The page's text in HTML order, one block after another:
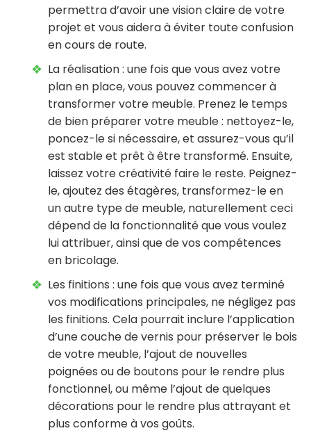
permettra d’avoir une vision claire de votre
projet et vous aidera à éviter toute confusion
en cours de route.
La réalisation : une fois que vous avez votre
plan en place, vous pouvez commencer à
transformer votre meuble. Prenez le temps
de bien préparer votre meuble : nettoyez-le,
poncez-le si nécessaire, et assurez-vous qu’il
est stable et prêt à être transformé. Ensuite,
laissez votre créativité faire le reste. Peignez-
le, ajoutez des étagères, transformez-le en
un autre type de meuble, naturellement ceci
dépend de la fonctionnalité que vous voulez
lui attribuer, ainsi que de vos compétences
en bricolage.
Les finitions : une fois que vous avez terminé
vos modifications principales, ne négligez pas
les finitions. Cela pourrait inclure l’application
d’une couche de vernis pour préserver le bois
de votre meuble, l’ajout de nouvelles
poignées ou de boutons pour le rendre plus
fonctionnel, ou même l’ajout de quelques
décorations pour le rendre plus attrayant et
plus conforme à vos goûts.